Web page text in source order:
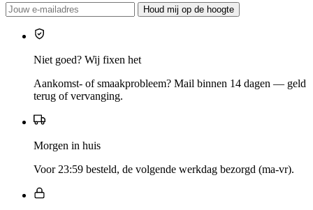
Houd mij op de hoogte
Niet goed? Wij fixen het
Aankomst- of smaakprobleem? Mail binnen 14 dagen — geld
terug of vervanging.
Morgen in huis
Voor 23:59 besteld, de volgende werkdag bezorgd (ma-vr).